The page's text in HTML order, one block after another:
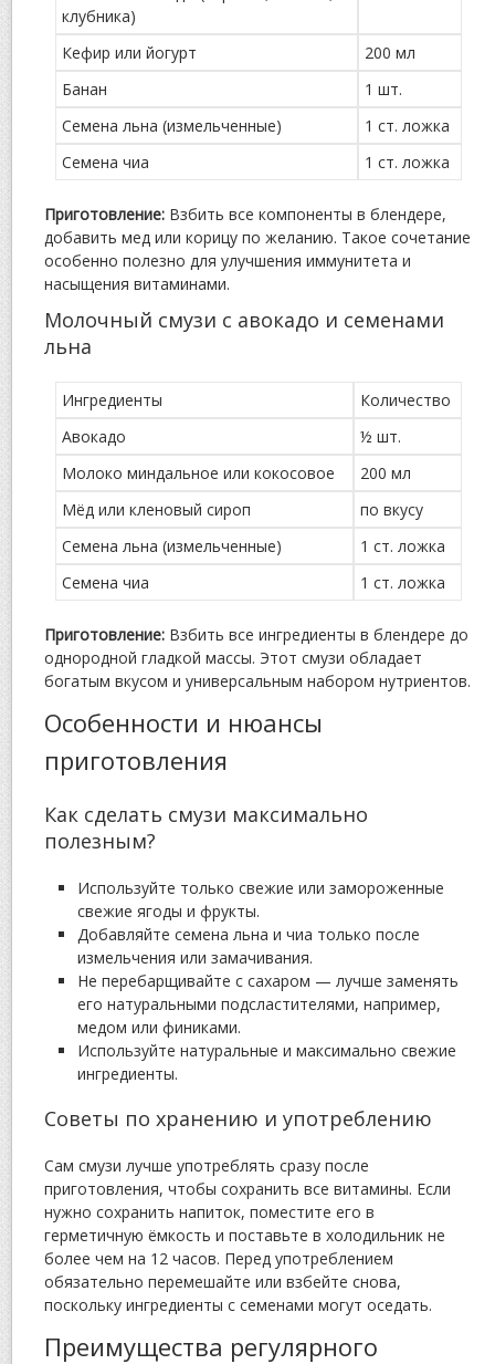
клубника)
Кефир или йогурт
200 мл
Банан
1 шт.
Семена льна (измельченные)
1 ст. ложка
Семена чиа
1 ст. ложка
Приготовление: Взбить все компоненты в блендере,
добавить мед или корицу по желанию. Такое сочетание
особенно полезно для улучшения иммунитета и
насыщения витаминами.
Молочный смузи с авокадо и семенами
льна
Ингредиенты
Количество
Авокадо
½ шт.
Молоко миндальное или кокосовое
200 мл
Мёд или кленовый сироп
по вкусу
Семена льна (измельченные)
1 ст. ложка
Семена чиа
1 ст. ложка
Приготовление: Взбить все ингредиенты в блендере до
однородной гладкой массы. Этот смузи обладает
богатым вкусом и универсальным набором нутриентов.
Особенности и нюансы
приготовления
Как сделать смузи максимально
полезным?
Используйте только свежие или замороженные
свежие ягоды и фрукты.
Добавляйте семена льна и чиа только после
измельчения или замачивания.
Не перебарщивайте с сахаром — лучше заменять
его натуральными подсластителями, например,
медом или финиками.
Используйте натуральные и максимально свежие
ингредиенты.
Советы по хранению и употреблению
Сам смузи лучше употреблять сразу после
приготовления, чтобы сохранить все витамины. Если
нужно сохранить напиток, поместите его в
герметичную ёмкость и поставьте в холодильник не
более чем на 12 часов. Перед употреблением
обязательно перемешайте или взбейте снова,
поскольку ингредиенты с семенами могут оседать.
Преимущества регулярного